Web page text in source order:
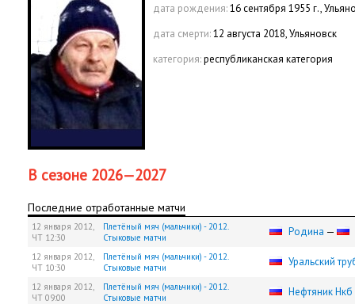
дата рождения:16 сентября 1955 г.,
дата смерти:12 августа 2018, Ульяновск
категория:республиканская категория
В сезоне 2026—2027
Последние отработанные матчи
12 января 2012,
ЧТ 12:30
Плетёный мяч (мальчики) - 2012.
Стыковые матчи
Родина —
12 января 2012,
ЧТ 10:30
Плетёный мяч (мальчики) - 2012.
Стыковые матчи
Уральский
12 января 2012,
ЧТ 09:00
Плетёный мяч (мальчики) - 2012.
Стыковые матчи
Нефтяник Нкб